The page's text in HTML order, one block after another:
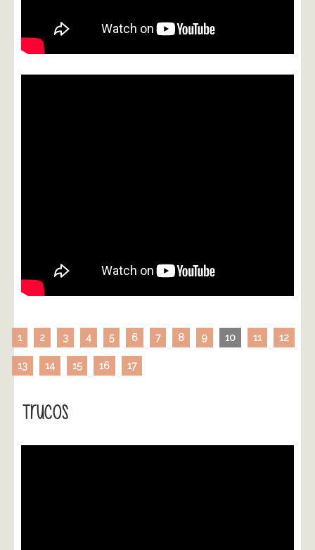
1 2 3 4 5 6 7 8 9 10 11 12
13 14 15 16 17
Trucos